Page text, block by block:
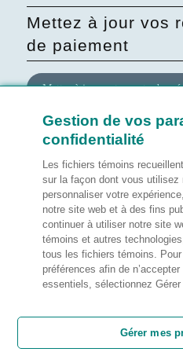
Mettez à jour vos
de paiement
Mettre à jour votre carte de
Mettre à jour le
quant au site Web
Gérer mes préférences
Notes légales
Gestion de vos
confidentialité
Les fichiers témoins
sur la façon dont vous utilisez
personnaliser votre
notre site web et à des fins
continuer à utiliser notre site
témoins et autres
tous les fichiers témoins.
préférences afin de
essentiels, sélectionnez
Gérer mes